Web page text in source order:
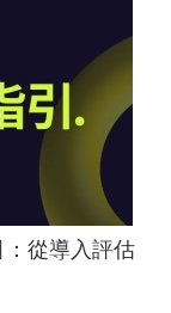
從導入評估